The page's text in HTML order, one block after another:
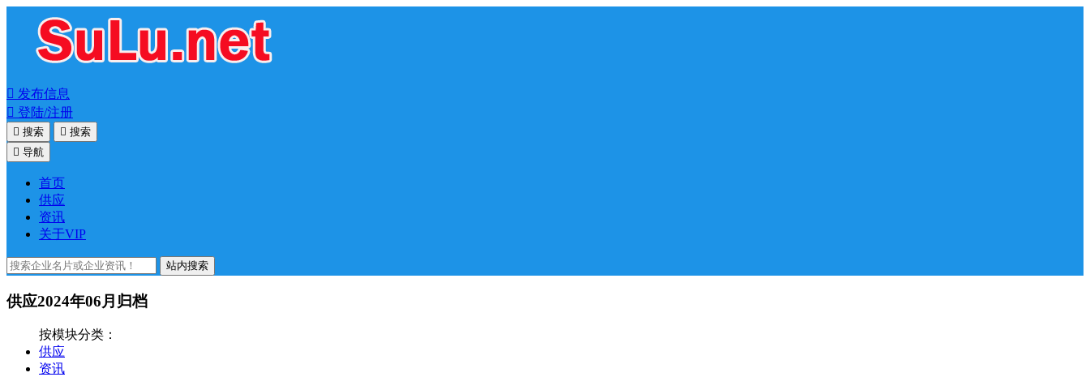
 发布信息
 登陆/注册
 搜索  搜索
 导航
首页
供应
资讯
关于VIP
站内搜索
供应2024年06月归档
按模块分类：
供应
资讯